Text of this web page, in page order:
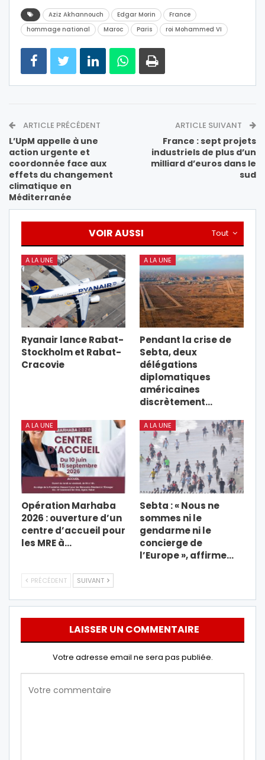
Aziz Akhannouch Edgar Morin
France
hommage national
Maroc Paris roi Mohammed VI
ARTICLE PRÉCÉDENT
L’UpM appelle à une
action urgente et
coordonnée face aux
effets du changement
climatique en
Méditerranée
ARTICLE SUIVANT
France : sept projets
industriels de plus d’un
milliard d’euros dans le
sud
Tout
VOIR AUSSI
A LA UNE
Ryanair lance Rabat-
Stockholm et Rabat-
Cracovie
A LA UNE
Pendant la crise de
Sebta, deux
délégations
diplomatiques
américaines
discrètement…
A LA UNE
Opération Marhaba
2026 : ouverture d’un
centre d’accueil pour
les MRE à…
A LA UNE
Sebta : « Nous ne
sommes ni le
gendarme ni le
concierge de
l’Europe », affirme…
PRÉCÉDENT SUIVANT
LAISSER UN COMMENTAIRE
Votre adresse email ne sera pas publiée.